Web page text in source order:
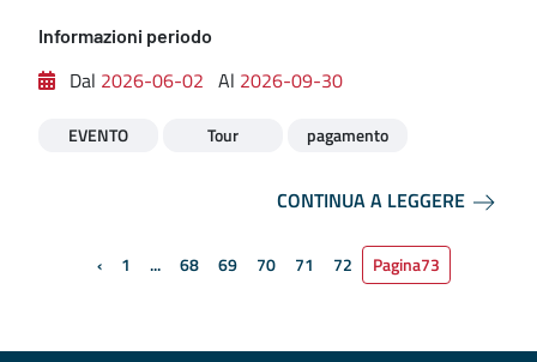
Informazioni periodo
Dal 2026-06-02 Al 2026-09-30
EVENTO Tour pagamento
CONTINUA A LEGGERE
‹Pagina precedente
1 ... 68 69 70 71 72 Pagina73